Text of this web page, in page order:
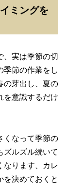
ミングを
、実は季節の切
季節の作業をし
の芽出し、夏の
を意識するだけ
くなって季節の
ズルズル続いて
なります、カレ
を決めておくと